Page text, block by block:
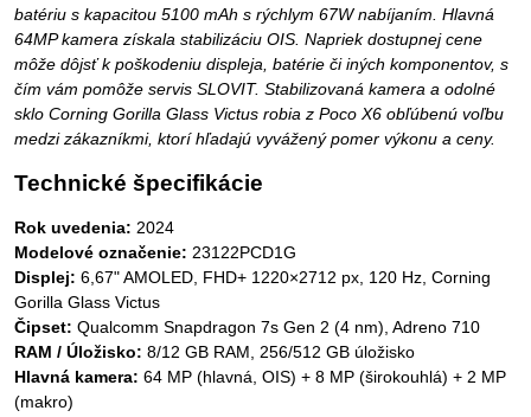
batériu s kapacitou 5100 mAh s rýchlym 67W nabíjaním. Hlavná
64MP kamera získala stabilizáciu OIS. Napriek dostupnej cene
môže dôjsť k poškodeniu displeja, batérie či iných komponentov, s
čím vám pomôže servis SLOVIT. Stabilizovaná kamera a odolné
sklo Corning Gorilla Glass Victus robia z Poco X6 obľúbenú voľbu
medzi zákazníkmi, ktorí hľadajú vyvážený pomer výkonu a ceny.
Technické špecifikácie
Rok uvedenia: 2024
Modelové označenie: 23122PCD1G
Displej: 6,67" AMOLED, FHD+ 1220×2712 px, 120 Hz, Corning
Gorilla Glass Victus
Čipset: Qualcomm Snapdragon 7s Gen 2 (4 nm), Adreno 710
RAM / Úložisko: 8/12 GB RAM, 256/512 GB úložisko
Hlavná kamera: 64 MP (hlavná, OIS) + 8 MP (širokouhlá) + 2 MP
(makro)